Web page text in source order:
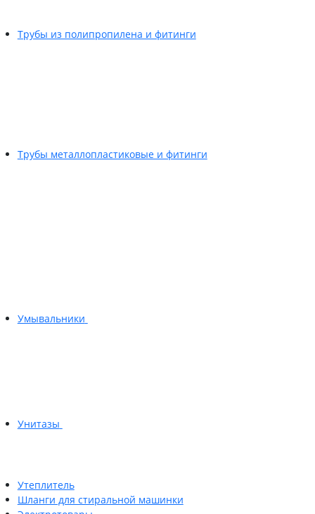
Трубы из полипропилена и фитинги
Трубы металлопластиковые и фитинги
Умывальники
Унитазы
Утеплитель
Шланги для стиральной машинки